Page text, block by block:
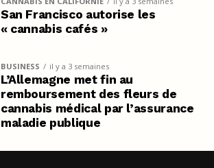
San Francisco autorise les
« cannabis cafés »
BUSINESS il y a 3 semaines
L’Allemagne met fin au
remboursement des fleurs de
cannabis médical par l’assurance
maladie publique